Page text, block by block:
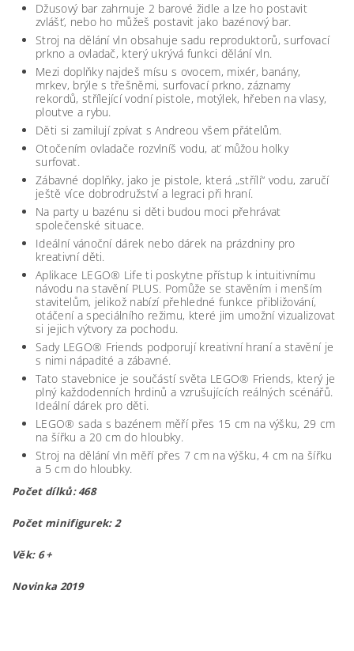
Džusový bar zahrnuje 2 barové židle a lze ho postavit
zvlášť, nebo ho můžeš postavit jako bazénový bar.
Stroj na dělání vln obsahuje sadu reproduktorů, surfovací
prkno a ovladač, který ukrývá funkci dělání vln.
Mezi doplňky najdeš mísu s ovocem, mixér, banány,
mrkev, brýle s třešněmi, surfovací prkno, záznamy
rekordů, střílející vodní pistole, motýlek, hřeben na vlasy,
ploutve a rybu.
Děti si zamilují zpívat s Andreou všem přátelům.
Otočením ovladače rozvlníš vodu, ať můžou holky
surfovat.
Zábavné doplňky, jako je pistole, která „střílí“ vodu, zaručí
ještě více dobrodružství a legraci při hraní.
Na party u bazénu si děti budou moci přehrávat
společenské situace.
Ideální vánoční dárek nebo dárek na prázdniny pro
kreativní děti.
Aplikace LEGO® Life ti poskytne přístup k intuitivnímu
návodu na stavění PLUS. Pomůže se stavěním i menším
stavitelům, jelikož nabízí přehledné funkce přibližování,
otáčení a speciálního režimu, které jim umožní vizualizovat
si jejich výtvory za pochodu.
Sady LEGO® Friends podporují kreativní hraní a stavění je
s nimi nápadité a zábavné.
Tato stavebnice je součástí světa LEGO® Friends, který je
plný každodenních hrdinů a vzrušujících reálných scénářů.
Ideální dárek pro děti.
LEGO® sada s bazénem měří přes 15 cm na výšku, 29 cm
na šířku a 20 cm do hloubky.
Stroj na dělání vln měří přes 7 cm na výšku, 4 cm na šířku
a 5 cm do hloubky.
Počet dílků: 468
Počet minifigurek: 2
Věk: 6 +
Novinka 2019